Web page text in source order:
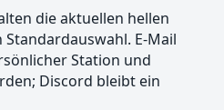
die aktuellen hellen
E-Mail
Station und
Discord bleibt ein